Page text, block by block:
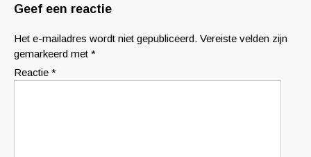
Geef een reactie
Het e-mailadres wordt niet gepubliceerd. Vereiste velden zijn
gemarkeerd met *
Reactie *